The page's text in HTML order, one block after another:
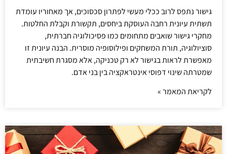
גישור נתפס לרוב ככלי מעשי לפתרון סכסוכים, אך מאחוריו עומדת
תשתית עיונית רחבה העוסקת ביחסים, תקשורת וקבלת החלטות.
מחקרי גישור שואבים מתחומים כמו פסיכולוגיה חברתית,
סוציולוגיה, תורת המשחקים ופילוסופיה מוסרית. הבנה עיונית זו
מאפשרת לראות בגישור לא רק טכניקה, אלא מסגרת חשיבתית
שמטרתה שינוי דפוסי אינטראקציה בין בני אדם.
לקריאת המאמר »